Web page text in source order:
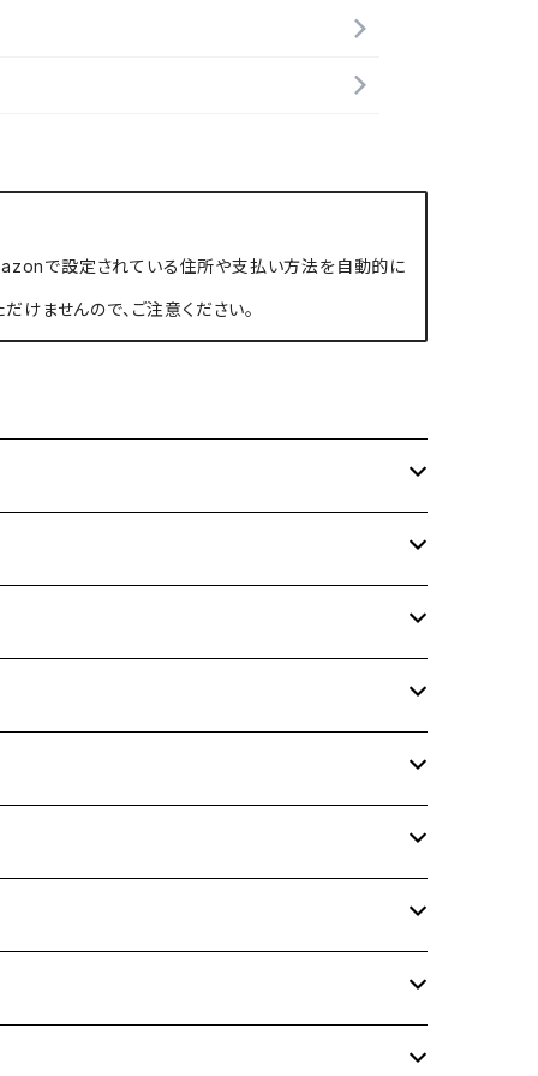
で設定されている住所や支払い方法を自動的に
ませんので、ご注意ください。